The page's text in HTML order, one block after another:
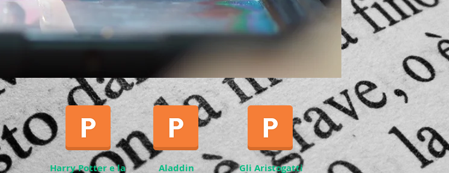
Harry Potter e la
Aladdin Gli Aristogatti